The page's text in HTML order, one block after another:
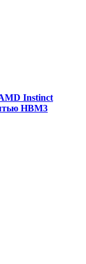
Instinct
HBM3